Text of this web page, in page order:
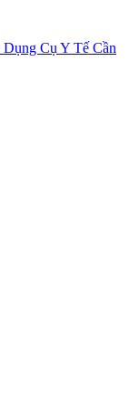
Dụng Cụ Y Tế Cần